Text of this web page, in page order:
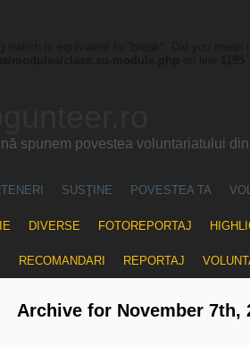
spunem povestea voluntariatului
SUSŢINE POVESTEA TA
DIVERSE FOTOREPORTAJ
RECOMANDARI REPORTAJ
Archive for November 7th,